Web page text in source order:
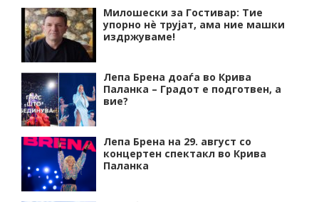
Милошески за Гостивар: Тие
упорно нѐ трујат, ама ние машки
издржуваме!
Лепа Брена доаѓа во Крива
Паланка – Градот е подготвен, а
вие?
Лепа Брена на 29. август со
концертен спектакл во Крива
Паланка